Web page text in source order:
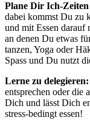
Plane Dir Ich-Zeiten
dabei kommst Du zu
und mit Essen darauf
an denen Du etwas
tanzen, Yoga oder
Spass und Du nutzt
Lerne zu delegieren:
entsprechen oder die
Dich und lässt Dich
stress-bedingt essen!